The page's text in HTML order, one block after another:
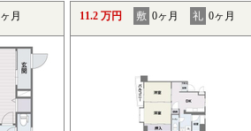
月 11.2 万円 敷 0ヶ月 礼 0ヶ月